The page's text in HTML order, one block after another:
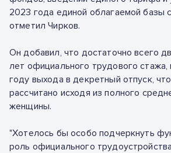
2023 года единой облагаемой базы
отметил Чирков.
Он добавил, что достаточно всего
лет официального трудового
году выхода в декретный отпуск,
рассчитано исходя из полного
женщины.
"Хотелось бы особо подчеркнуть
роль официального